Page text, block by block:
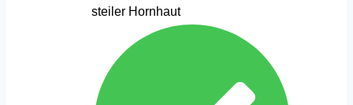
steiler Hornhaut